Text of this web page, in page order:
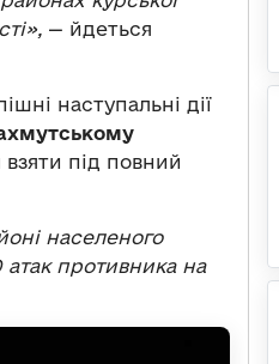
— йдеться
наступальні дії
під повний
населеного
атак противника на